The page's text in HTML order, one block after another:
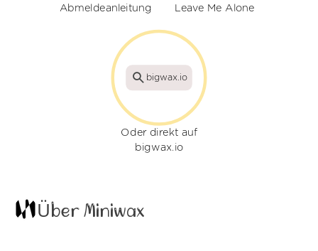
Abmeldeanleitung
Leave Me Alone
bigwax.io
Oder direkt auf
bigwax.io
Über Miniwax